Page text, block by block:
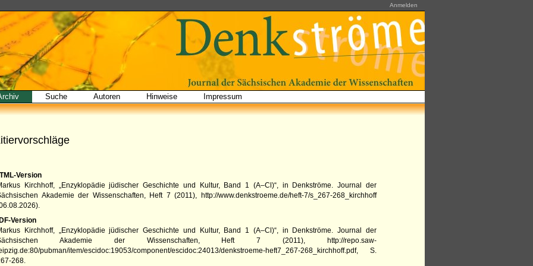
Anmelden
Suche Autoren Hinweise Impressum
Version
Kirchhoff, „Enzyklopädie jüdischer Geschichte und Kultur, Band 1 (A–Cl)“, in
Denkströme. Journal der
Akademie der Wissenschaften
Heft 7 (2011), http://www.denkstroeme.de/heft-7/s_267-268_kirchhoff
).
Version
Kirchhoff, „Enzyklopädie jüdischer Geschichte und Kultur, Band 1 (A–Cl)“, in
Denkströme. Journal der
Akademie der Wissenschaften
Heft 7 (2011), http://repo.saw-
pubman/item/escidoc:19053/component/escidoc:24013/denkstroeme-heft7_267-268_kirchhoff.pdf, S.
268.